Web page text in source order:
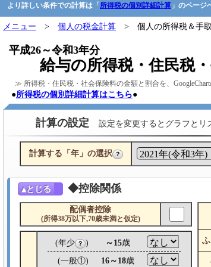
より詳しい条件での計算は「 所得税の個別詳細計算 」のページ
免責事項：当サイトの利用で起きたいかなる結果について、一切責任を負わな
※算出額は目安です。実際の額は税理士や税務署、役所等でご相談下さい。
メニュー > 個人の税金計算 > 個人の所得税＆手取
平成26～令和3年分
給与の所得税・住民税・
≫ 所得税・住民税・社会保険料の金額と割合を、
●所得税の個別詳細計算はこちら●
計算の設定 設定を変更するとグラフとリ
計算する「年」の選択 ？
▲とじる ◆控除関係
配偶者控除
(所得38万以下,70歳未満と仮定)
(年少 ？ ) ～15歳
(一般①)
16～18歳